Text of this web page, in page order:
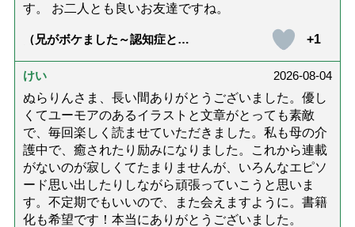
す。 お二人とも良いお友達ですね。
（兄がボケました～認知症と介
達』が届きました」）
+1
けい
2026-08-04
ぬらりんさま、長い間ありがとうございました。優し
くてユーモアのあるイラストと文章がとっても素敵
で、毎回楽しく読ませていただきました。私も母の介
護中で、癒されたり励みになりました。これから連載
がないのが寂しくてたまりませんが、いろんなエピソ
ード思い出したりしながら頑張っていこうと思いま
す。不定期でもいいので、また会えますように。書籍
化も希望です！本当にありがとうございました。